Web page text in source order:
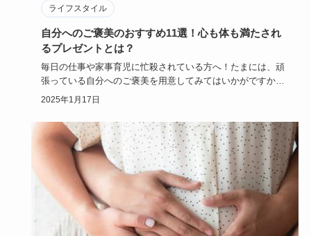
ライフスタイル
自分へのご褒美のおすすめ11選！心も体も満たされ